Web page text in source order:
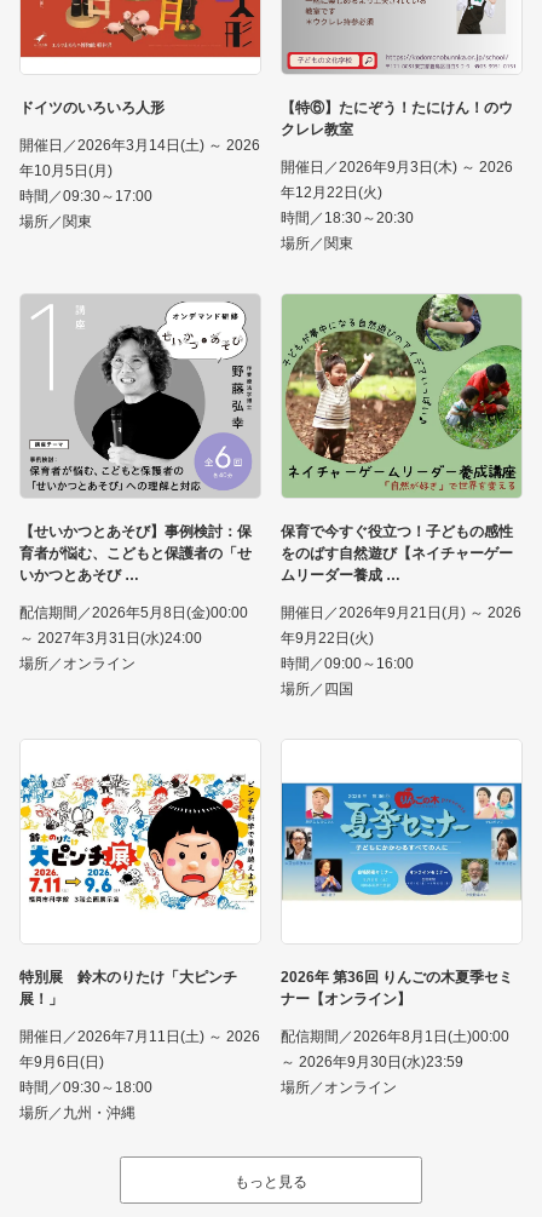
ドイツのいろいろ人形
開催日／2026年3月14日(土) ～ 2026
年10月5日(月)
時間／09:30～17:00
場所／関東
【特⑥】たにぞう！たにけん！のウ
クレレ教室
開催日／2026年9月3日(木) ～ 2026
年12月22日(火)
時間／18:30～20:30
場所／関東
【せいかつとあそび】事例検討：保
育者が悩む、こどもと保護者の「せ
いかつとあそび
配信期間／2026年5月8日(金)00:00
～ 2027年3月31日(水)24:00
場所／オンライン
保育で今すぐ役立つ！子どもの感性
をのばす自然遊び【ネイチャーゲー
ムリーダー養成
開催日／2026年9月21日(月) ～ 2026
年9月22日(火)
時間／09:00～16:00
場所／四国
特別展 鈴木のりたけ「大ピンチ
展！」
開催日／2026年7月11日(土) ～ 2026
年9月6日(日)
時間／09:30～18:00
場所／九州・沖縄
2026年 第36回 りんごの木夏季セミ
ナー【オンライン】
配信期間／2026年8月1日(土)00:00
～ 2026年9月30日(水)23:59
場所／オンライン
もっと見る